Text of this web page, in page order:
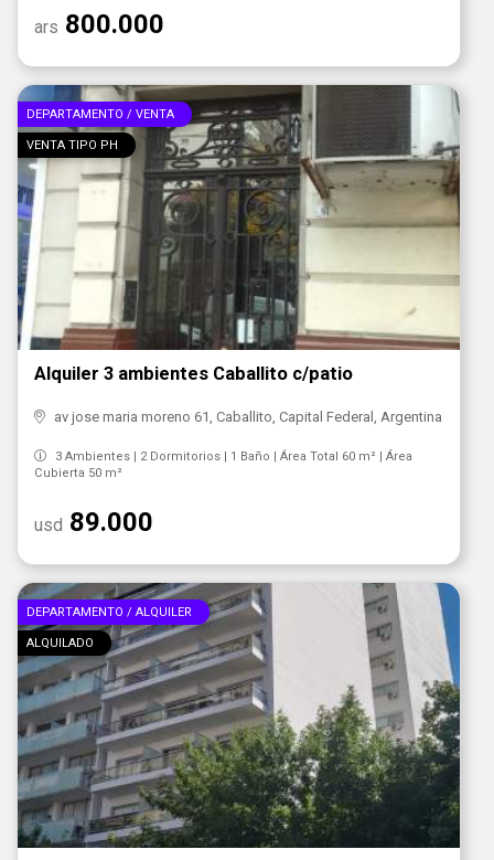
ars 800.000
DEPARTAMENTO / VENTA
VENTA TIPO PH
Alquiler 3 ambientes Caballito c/patio
av jose maria moreno 61, Caballito, Capital Federal, Argentina
3 Ambientes | 2 Dormitorios | 1 Baño | Área Total 60 m² | Área
Cubierta 50 m²
usd 89.000
DEPARTAMENTO / ALQUILER
ALQUILADO